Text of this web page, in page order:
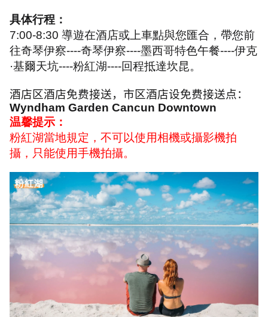
具体行程：
7:00-8:30 導遊在酒店或上車點與您匯合，帶您前
往奇琴伊察----奇琴伊察----墨西哥特色午餐----伊克
·基爾天坑----粉紅湖----回程抵達坎昆。
酒店区酒店免费接送，市区酒店设免费接送点：
Wyndham Garden Cancun Downtown
温馨提示：
粉紅湖當地規定，不可以使用相機或攝影機拍
攝，只能使用手機拍攝。